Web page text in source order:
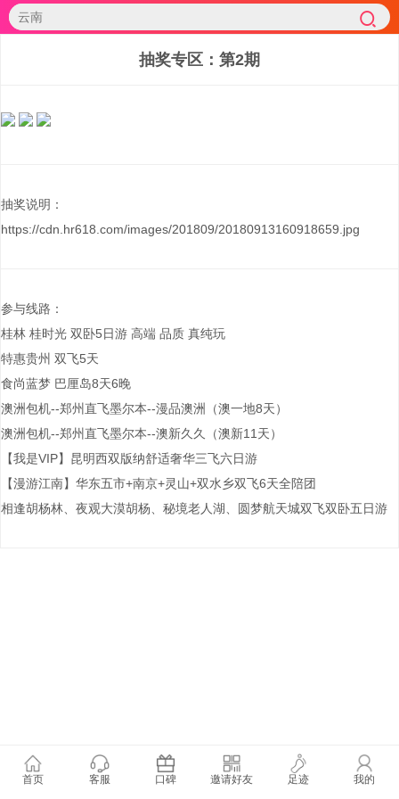
抽奖专区：第2期
抽奖说明：
https://cdn.hr618.com/images/201809/20180913160918659.jpg
参与线路：
桂林 桂时光 双卧5日游 高端 品质 真纯玩
特惠贵州 双飞5天
食尚蓝梦 巴厘岛8天6晚
澳洲包机--郑州直飞墨尔本--漫品澳洲（澳一地8天）
澳洲包机--郑州直飞墨尔本--澳新久久（澳新11天）
【我是VIP】昆明西双版纳舒适奢华三飞六日游
【漫游江南】华东五市+南京+灵山+双水乡双飞6天全陪团
相逢胡杨林、夜观大漠胡杨、秘境老人湖、圆梦航天城双飞双卧五日游
首页 客服 口碑 邀请好友 足迹 我的